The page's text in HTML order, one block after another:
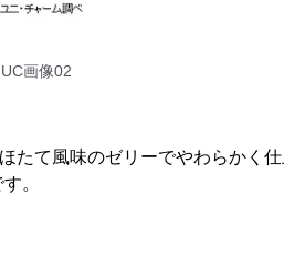
UC画像02
たて風味のゼリーでやわらかく仕
。